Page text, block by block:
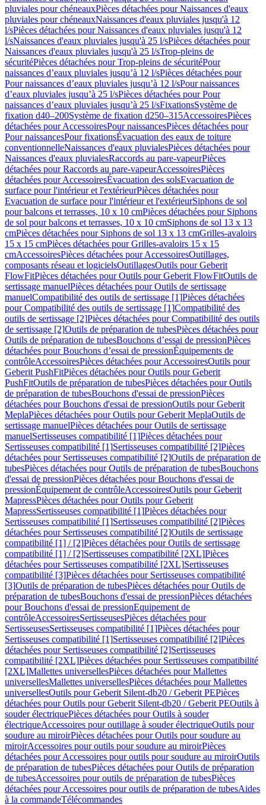
pluviales pour chéneauxPièces détachées pour Naissances d'eaux
pluviales pour chéneauxNaissances d'eaux pluviales jusqu'à 12
l/sPièces détachées pour Naissances d'eaux pluviales jusqu'à 12
l/sNaissances d'eaux pluviales jusqu'à 25 l/sPièces détachées pour
Naissances d'eaux pluviales jusqu'à 25 l/sTrop-pleins de
sécuritéPièces détachées pour Trop-pleins de sécuritéPour
naissances d’eaux pluviales jusqu’à 12 l/sPièces détachées pour
Pour naissances d’eaux pluviales jusqu’à 12 l/sPour naissances
d’eaux pluviales jusqu’à 25 l/sPièces détachées pour Pour
naissances d’eaux pluviales jusqu’à 25 l/sFixationsSystème de
fixation d40–200Système de fixation d250–315AccessoiresPièces
détachées pour AccessoiresPour naissancesPièces détachées pour
Pour naissancesPour fixationsÉvacuation des eaux de toiture
conventionnelleNaissances d'eaux pluvialesPièces détachées pour
Naissances d'eaux pluvialesRaccords au pare-vapeurPièces
détachées pour Raccords au pare-vapeurAccessoiresPièces
détachées pour AccessoiresÉvacuation des solsEvacuation de
surface pour l'intérieur et l'extérieurPièces détachées pour
Evacuation de surface pour l'intérieur et l'extérieurSiphons de sol
pour balcons et terrasses, 10 x 10 cmPièces détachées pour Siphons
de sol pour balcons et terrasses, 10 x 10 cmSiphons de sol 13 x 13
cmPièces détachées pour Siphons de sol 13 x 13 cmGrilles-avaloirs
15 x 15 cmPièces détachées pour Grilles-avaloirs 15 x 15
cmAccessoiresPièces détachées pour AccessoiresOutillages,
composants réseau et logicielsOutillagesOutils pour Geberit
FlowFitPièces détachées pour Outils pour Geberit FlowFitOutils de
sertissage manuelPièces détachées pour Outils de sertissage
manuelCompatibilité des outils de sertissage [1]Pièces détachées
pour Compatibilité des outils de sertissage [1]Compatibilité des
outils de sertissage [2]Pièces détachées pour Compatibilité des outils
de sertissage [2]Outils de préparation de tubesPièces détachées pour
Outils de préparation de tubesBouchons d’essai de pressionPièces
détachées pour Bouchons d’essai de pressionÉquipements de
contrôleAccessoiresPièces détachées pour AccessoiresOutils pour
Geberit PushFitPièces détachées pour Outils pour Geberit
PushFitOutils de préparation de tubesPièces détachées pour Outils
de préparation de tubesBouchons d'essai de pressionPièces
détachées pour Bouchons d'essai de pressionOutils pour Geberit
MeplaPièces détachées pour Outils pour Geberit MeplaOutils de
sertissage manuelPièces détachées pour Outils de sertissage
manuelSertisseuses compatibilité [1]Pièces détachées pour
Sertisseuses compatibilité [1]Sertisseuses compatibilité [2]Pièces
détachées pour Sertisseuses compatibilité [2]Outils de préparation de
tubesPièces détachées pour Outils de préparation de tubesBouchons
d'essai de pressionPièces détachées pour Bouchons d'essai de
pressionÉquipement de contrôleAccessoiresOutils pour Geberit
MapressPièces détachées pour Outils pour Geberit
MapressSertisseuses compatibilité [1]Pièces détachées pour
Sertisseuses compatibilité [1]Sertisseuses compatibilité [2]Pièces
détachées pour Sertisseuses compatibilité [2]Outils de sertissage
compatibilité [1] / [2]Pièces détachées pour Outils de sertissage
compatibilité [1] / [2]Sertisseuses compatibilité [2XL]Pièces
détachées pour Sertisseuses compatibilité [2XL]Sertisseuses
compatibilité [3]Pièces détachées pour Sertisseuses compatibilité
[3]Outils de préparation de tubesPièces détachées pour Outils de
préparation de tubesBouchons d'essai de pressionPièces détachées
pour Bouchons d'essai de pressionEquipement de
contrôleAccessoiresSertisseusesPièces détachées pour
SertisseusesSertisseuses compatibilité [1]Pièces détachées pour
Sertisseuses compatibilité [1]Sertisseuses compatibilité [2]Pièces
détachées pour Sertisseuses compatibilité [2]Sertisseuses
compatibilité [2XL]Pièces détachées pour Sertisseuses compatibilité
[2XL]Mallettes universellesPièces détachées pour Mallettes
universellesMallettes universellesPièces détachées pour Mallettes
universellesOutils pour Geberit Silent-db20 / Geberit PEPièces
détachées pour Outils pour Geberit Silent-db20 / Geberit PEOutils à
souder électriquePièces détachées pour Outils à souder
électriqueAccessoires pour outillage à souder électriqueOutils pour
soudure au miroirPièces détachées pour Outils pour soudure au
miroirAccessoires pour outils pour soudure au miroirPièces
détachées pour Accessoires pour outils pour soudure au miroirOutils
de préparation de tubesPièces détachées pour Outils de préparation
de tubesAccessoires pour outils de préparation de tubesPièces
détachées pour Accessoires pour outils de préparation de tubesAides
à la commandeTélécommandes